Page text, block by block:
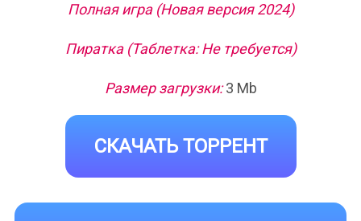
Полная игра (Новая версия 2024)
Пиратка (Таблетка: Не требуется)
Размер загрузки:3 Mb
СКАЧАТЬ ТОРРЕНТ